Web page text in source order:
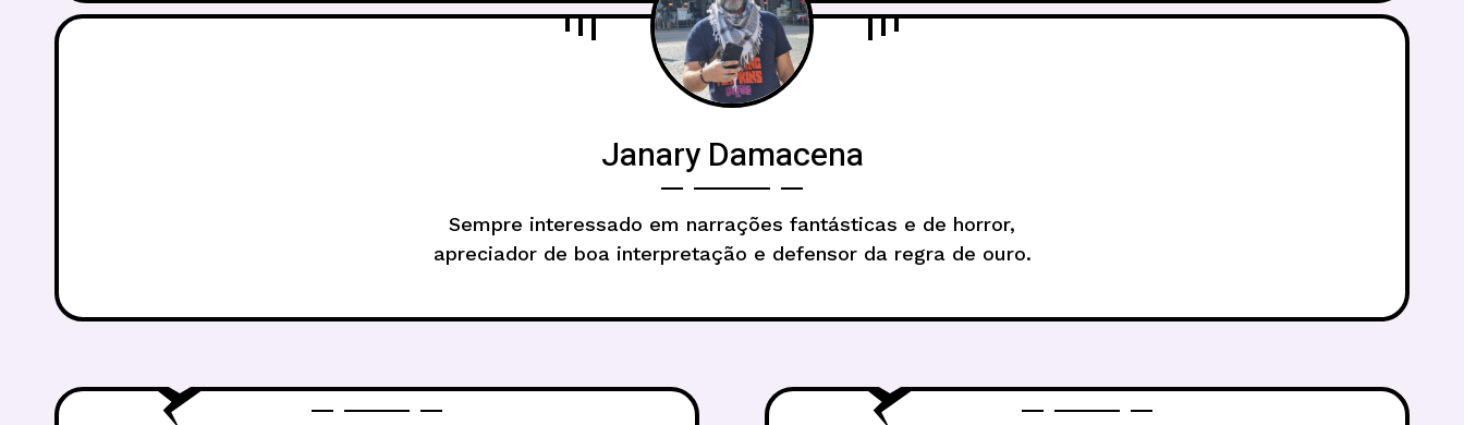
Janary Damacena
Sempre interessado em narrações fantásticas e de horror,
apreciador de boa interpretação e defensor da regra de ouro.